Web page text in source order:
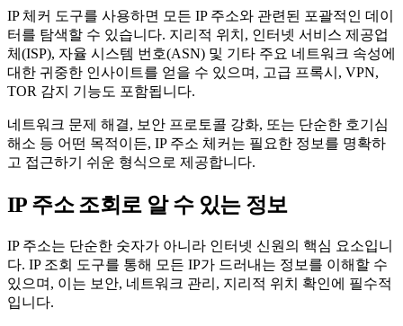
IP 체커 도구를 사용하면 모든 IP 주소와 관련된 포괄적인 데이
터를 탐색할 수 있습니다. 지리적 위치, 인터넷 서비스 제공업
체(ISP), 자율 시스템 번호(ASN) 및 기타 주요 네트워크 속성에
대한 귀중한 인사이트를 얻을 수 있으며, 고급 프록시, VPN,
TOR 감지 기능도 포함됩니다.
네트워크 문제 해결, 보안 프로토콜 강화, 또는 단순한 호기심
해소 등 어떤 목적이든, IP 주소 체커는 필요한 정보를 명확하
고 접근하기 쉬운 형식으로 제공합니다.
IP 주소 조회로 알 수 있는 정보
IP 주소는 단순한 숫자가 아니라 인터넷 신원의 핵심 요소입니
다. IP 조회 도구를 통해 모든 IP가 드러내는 정보를 이해할 수
있으며, 이는 보안, 네트워크 관리, 지리적 위치 확인에 필수적
입니다.